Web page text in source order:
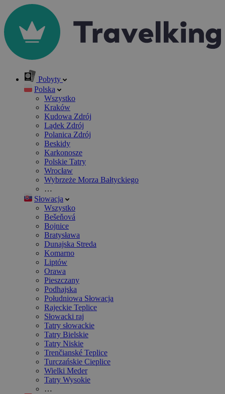
Pobyty
Polska
Wszystko
Kraków
Kudowa Zdrój
Lądek Zdrój
Polanica Zdrój
Beskidy
Karkonosze
Polskie Tatry
Wrocław
Wybrzeże Morza Bałtyckiego
…
Słowacja
Wszystko
Bešeňová
Bojnice
Bratysława
Dunajska Streda
Komarno
Liptów
Orawa
Pieszczany
Podhajska
Południowa Słowacja
Rajeckie Teplice
Słowacki raj
Tatry słowackie
Tatry Bielskie
Tatry Niskie
Trenčianské Teplice
Turczańskie Cieplice
Wielki Meder
Tatry Wysokie
…